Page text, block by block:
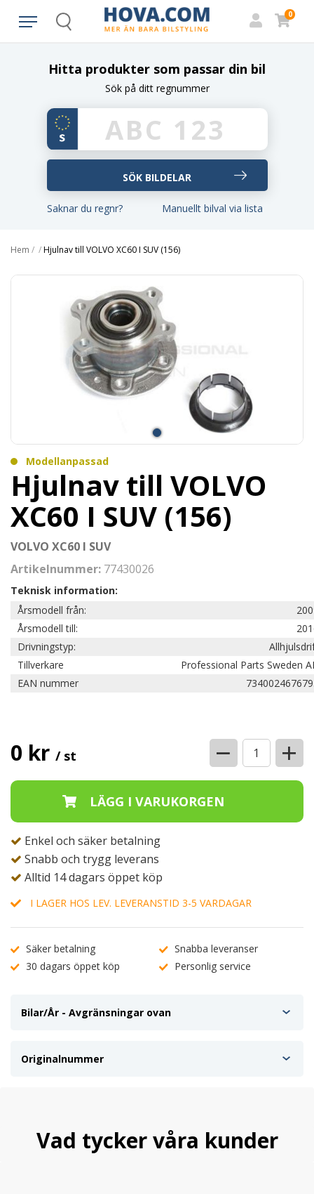
Search
0
Hitta produkter som passar din bil
Sök på ditt regnummer
Saknar du regnr? Manuellt bilval via lista
Hem / /Hjulnav till VOLVO XC60 I SUV (156)
Modellanpassad
Hjulnav till VOLVO
XC60 I SUV (156)
VOLVO XC60 I SUV
Artikelnummer: 77430026
Teknisk information:
Årsmodell från:
Årsmodell till:
Drivningstyp:
Tillverkare
Professional Parts Sweden
EAN nummer
0 kr / st − +
Enkel och säker betalning
Snabb och trygg leverans
Alltid 14 dagars öppet köp
I LAGER HOS LEV. LEVERANSTID 3-5 VARDAGAR
Säker betalning
Snabba leveranser
30 dagars öppet köp
Personlig service
Bilar/År - Avgränsningar ovan
Originalnummer
Vad tycker våra kunder